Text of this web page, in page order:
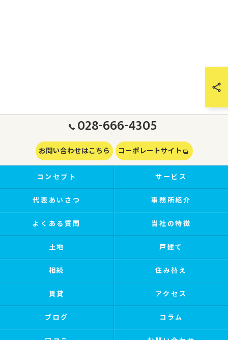
028-666-4305
お問い合わせはこちら コーポレートサイト
コンセプト サービス
代表あいさつ 事務所紹介
よくある質問 当社の特徴
土地 戸建て
相続 住み替え
賃貸 アクセス
ブログ コラム